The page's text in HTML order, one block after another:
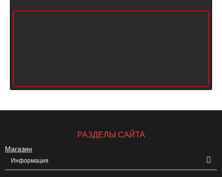
РАЗДЕЛЫ САЙТА
Магазин
Информация